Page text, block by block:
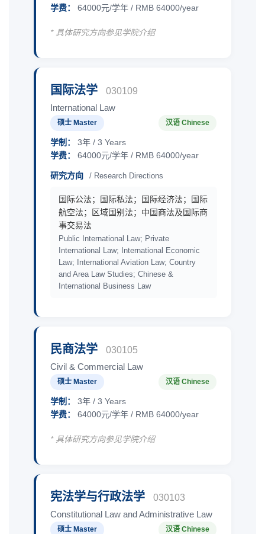
学费：
64000元/学年 / RMB 64000/year
* 具体研究方向参见学院介绍
国际法学
030109
International Law
硕士 Master 汉语 Chinese
学制：
3年 / 3 Years
学费：
64000元/学年 / RMB 64000/year
研究方向 / Research Directions
国际公法；国际私法；国际经济法；国际
航空法；区域国别法；中国商法及国际商
事交易法
Public International Law; Private
International Law; International Economic
Law; International Aviation Law; Country
and Area Law Studies; Chinese &
International Business Law
民商法学
030105
Civil & Commercial Law
硕士 Master 汉语 Chinese
学制：
3年 / 3 Years
学费：
64000元/学年 / RMB 64000/year
* 具体研究方向参见学院介绍
宪法学与行政法学
030103
Constitutional Law and Administrative Law
硕士 Master 汉语 Chinese